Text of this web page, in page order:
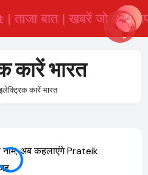
कारें भारत
कारें भारत